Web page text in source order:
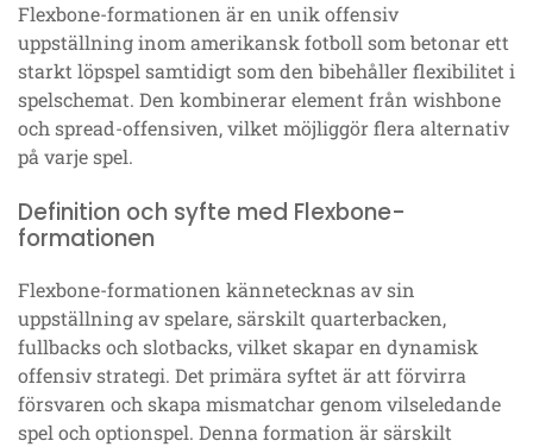
Flexbone-formationen är en unik offensiv
uppställning inom amerikansk fotboll som betonar ett
starkt löpspel samtidigt som den bibehåller flexibilitet i
spelschemat. Den kombinerar element från wishbone
och spread-offensiven, vilket möjliggör flera alternativ
på varje spel.
Definition och syfte med Flexbone-
formationen
Flexbone-formationen kännetecknas av sin
uppställning av spelare, särskilt quarterbacken,
fullbacks och slotbacks, vilket skapar en dynamisk
offensiv strategi. Det primära syftet är att förvirra
försvaren och skapa mismatchar genom vilseledande
spel och optionspel. Denna formation är särskilt